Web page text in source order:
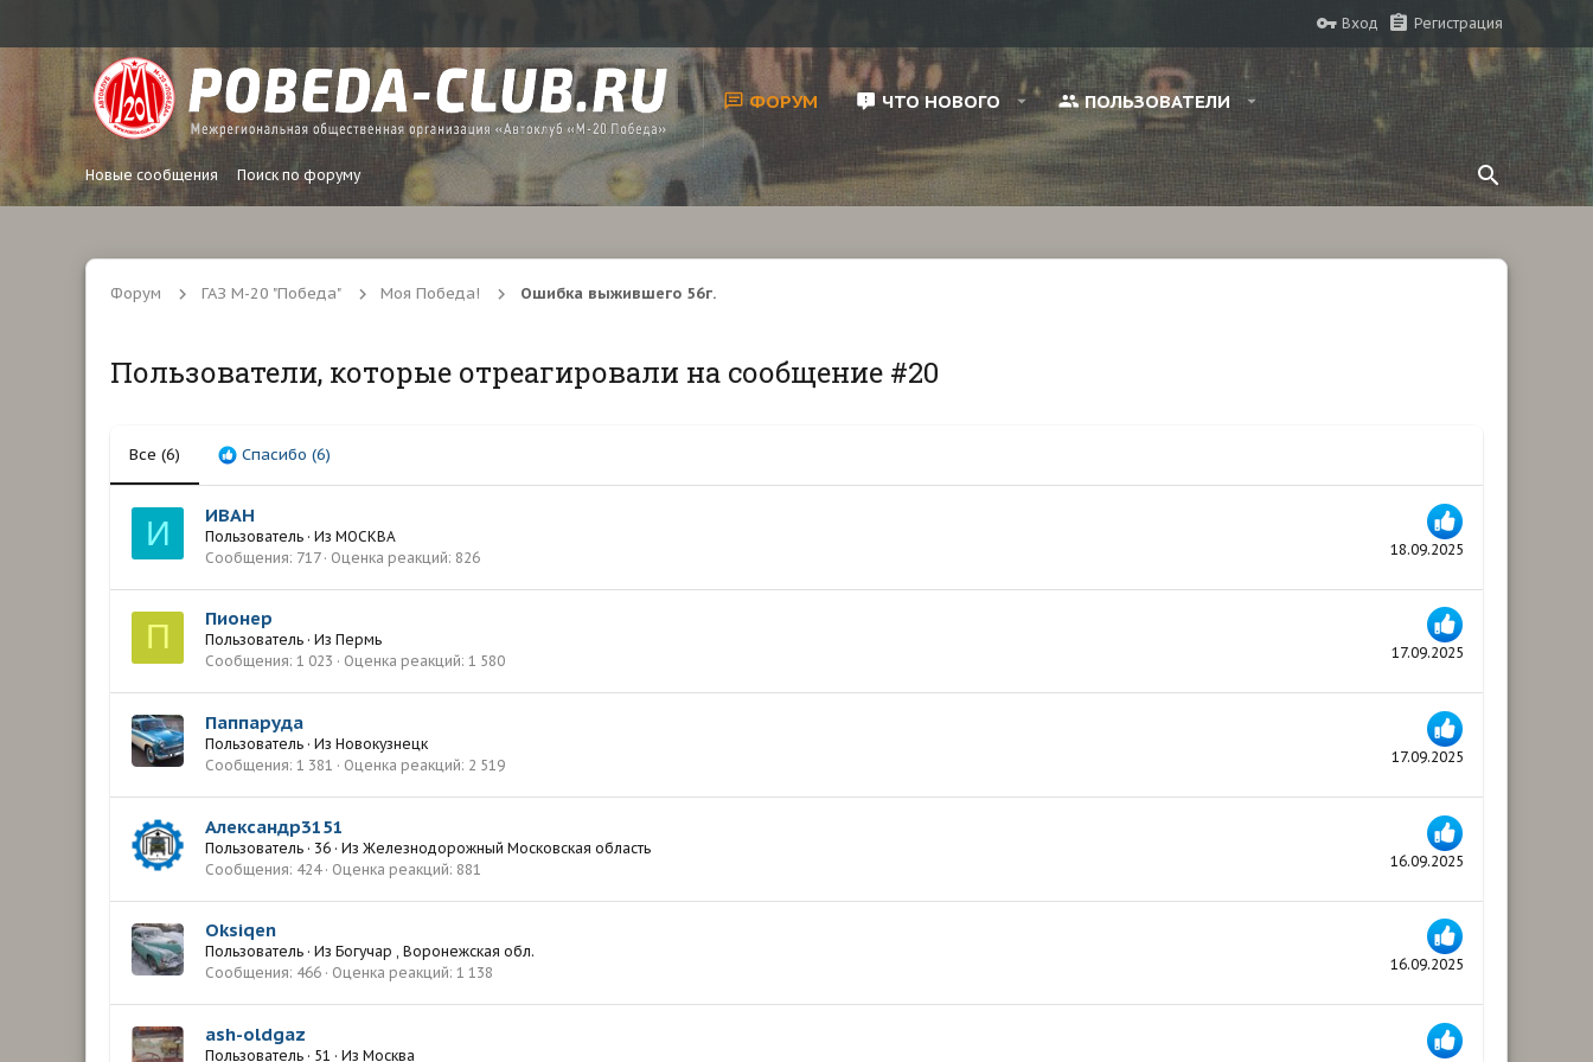
Вход Регистрация
ФОРУМ ЧТО НОВОГО ПОЛЬЗОВАТЕЛИ
Новые сообщения Поиск по форуму
Форум ГАЗ М-20 "Победа" Моя Победа! Ошибка выжившего 56г.
Пользователи, которые отреагировали на сообщение #20
Все (6) Спасибо (6)
И 18.09.2025
ИВАН
Пользователь · Из МОСКВА
Сообщения 717 Оценка реакций 826
П 17.09.2025
Пионер
Пользователь · Из Пермь
Сообщения 1 023 Оценка реакций 1 580
17.09.2025
Паппаруда
Пользователь · Из Новокузнецк
Сообщения 1 381 Оценка реакций 2 519
16.09.2025
Александр3151
Пользователь · 36 · Из Железнодорожный Московская область
Сообщения 424 Оценка реакций 881
16.09.2025
Oksiqen
Пользователь · Из Богучар , Воронежская обл.
Сообщения 466 Оценка реакций 1 138
ash-oldgaz
Пользователь · 51 · Из Москва